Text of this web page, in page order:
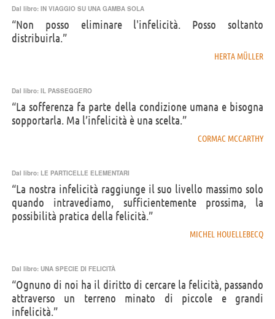
Dal libro: IN VIAGGIO SU UNA GAMBA SOLA
“Non posso eliminare l'infelicità. Posso soltanto
distribuirla.”
HERTA MÜLLER
Dal libro: IL PASSEGGERO
“La sofferenza fa parte della condizione umana e bisogna
sopportarla. Ma l’infelicità è una scelta.”
CORMAC MCCARTHY
Dal libro: LE PARTICELLE ELEMENTARI
“La nostra infelicità raggiunge il suo livello massimo solo
quando intravediamo, sufficientemente prossima, la
possibilità pratica della felicità.”
MICHEL HOUELLEBECQ
Dal libro: UNA SPECIE DI FELICITÀ
“Ognuno di noi ha il diritto di cercare la felicità, passando
attraverso un terreno minato di piccole e grandi
infelicità.”